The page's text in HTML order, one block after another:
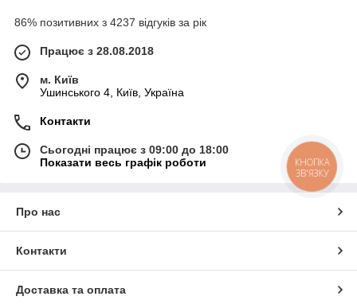
86% позитивних з 4237 відгуків за рік
Працює з 28.08.2018
м. Київ
Ушинського 4, Київ, Україна
Контакти
Сьогодні працює з 09:00 до 18:00
Показати весь графік роботи
Про нас
Контакти
Доставка та оплата
КНОПКА
ЗВ'ЯЗКУ